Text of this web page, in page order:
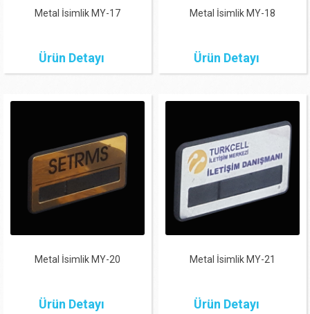
Metal İsimlik MY-17
Ürün Detayı
Metal İsimlik MY-18
Ürün Detayı
Metal İsimlik MY-20
Ürün Detayı
Metal İsimlik MY-21
Ürün Detayı